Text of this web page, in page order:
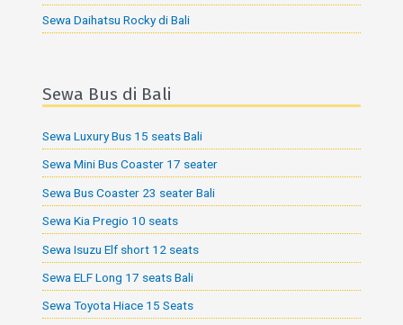
Sewa Daihatsu Rocky di Bali
Sewa Bus di Bali
Sewa Luxury Bus 15 seats Bali
Sewa Mini Bus Coaster 17 seater
Sewa Bus Coaster 23 seater Bali
Sewa Kia Pregio 10 seats
Sewa Isuzu Elf short 12 seats
Sewa ELF Long 17 seats Bali
Sewa Toyota Hiace 15 Seats